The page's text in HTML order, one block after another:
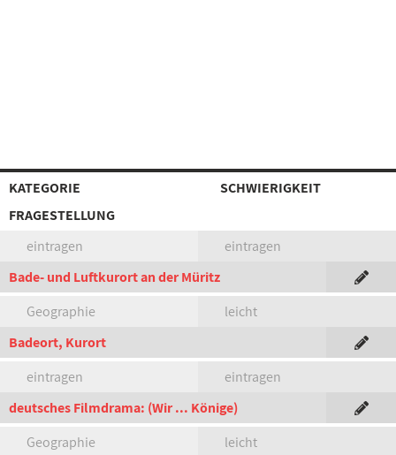
KATEGORIE
SCHWIERIGKEIT
FRAGESTELLUNG
eintragen
eintragen
Bade- und Luftkurort an der Müritz
Geographie
leicht
Badeort, Kurort
eintragen
eintragen
deutsches Filmdrama: (Wir ... Könige)
Geographie
leicht